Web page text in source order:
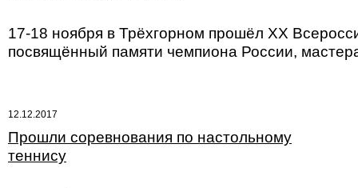
17-18 ноября в Трёхгорном прошёл ХХ
посвящённый памяти чемпиона России,
12.12.2017
Прошли соревнования по настольному
теннису